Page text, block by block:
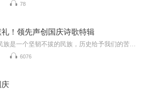
78
礼！领先声创国庆诗歌特辑
6076
庆